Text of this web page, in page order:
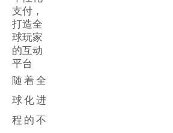
支付，
打造全
球玩家
的互动
平台
随着全
球化进
程的不